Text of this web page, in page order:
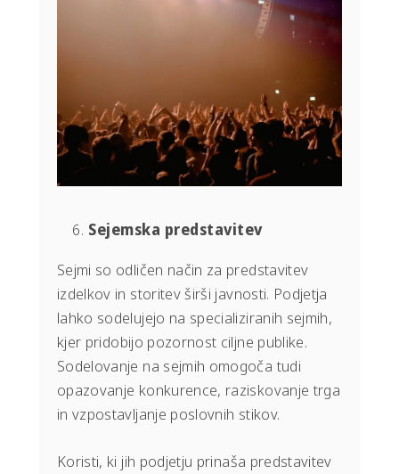
Sejemska predstavitev
Sejmi so odličen način za predstavitev
izdelkov in storitev širši javnosti. Podjetja
lahko sodelujejo na specializiranih sejmih,
kjer pridobijo pozornost ciljne publike.
Sodelovanje na sejmih omogoča tudi
opazovanje konkurence, raziskovanje trga
in vzpostavljanje poslovnih stikov.
Koristi, ki jih podjetju prinaša predstavitev